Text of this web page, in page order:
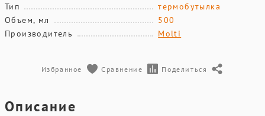
Тип
термобутылка
Объем, мл
500
Производитель
Molti
Избранное Сравнение Поделиться
Описание